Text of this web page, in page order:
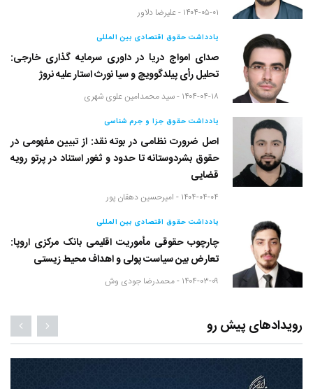
۱۴۰۴-۰۵-۰۱ - علیرضا دلاور
یادداشت حقوق اقتصادی بین المللی
صدای امواج دریا در داوری سرمایه گذاری خارجی:
تحلیل رأی پیلدگوویچ و سیا نورث استار علیه نروژ
۱۴۰۴-۰۴-۱۸ - سید محمدامین علوی شهری
یادداشت حقوق جزا و جرم شناسی
اصل ضرورت نظامی در بوته نقد: از تبیین مفهومی در
حقوق بشردوستانه تا حدود و ثغور استناد در پرتو رویه
قضایی
۱۴۰۴-۰۴-۰۴ - امیرحسین دهقان پور
یادداشت حقوق اقتصادی بین المللی
چارچوب حقوقی مأموریت اقلیمی بانک مرکزی اروپا:
تعارض بین سیاست پولی و اهداف محیط زیستی
۱۴۰۴-۰۳-۰۹ - محمدرضا جودی وش
رویدادهای پیش رو